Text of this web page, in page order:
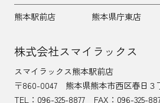
熊本駅前店 熊本県庁東店
株式会社スマイラックス
スマイラックス熊本駅前店
〒860-0047
熊本県熊本市西区春日３
TEL： 096-325-8877 FAX：096-325-